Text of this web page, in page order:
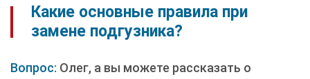
Какие основные правила при
замене подгузника?
Вопрос: Олег, а вы можете рассказать о